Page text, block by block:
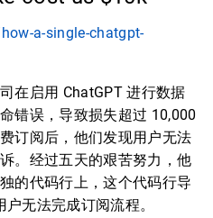
a-single-chatgpt-
在启用 ChatGPT 进行数据
错误，导致损失超过 10,000
订阅后，他们发现用户无法
。经过五天的艰苦努力，他
的代码行上，这个代码行导
无法完成订阅流程。